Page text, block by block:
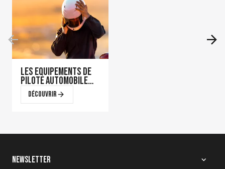
Les équipements de
pilote automobile
qui font la
différence en course
Découvrir
Newsletter